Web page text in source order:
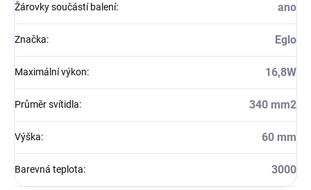
Žárovky součástí balení: ano
Značka: Eglo
Maximální výkon: 16,8W
Průměr svítidla: 340 mm2
Výška: 60 mm
Barevná teplota: 3000